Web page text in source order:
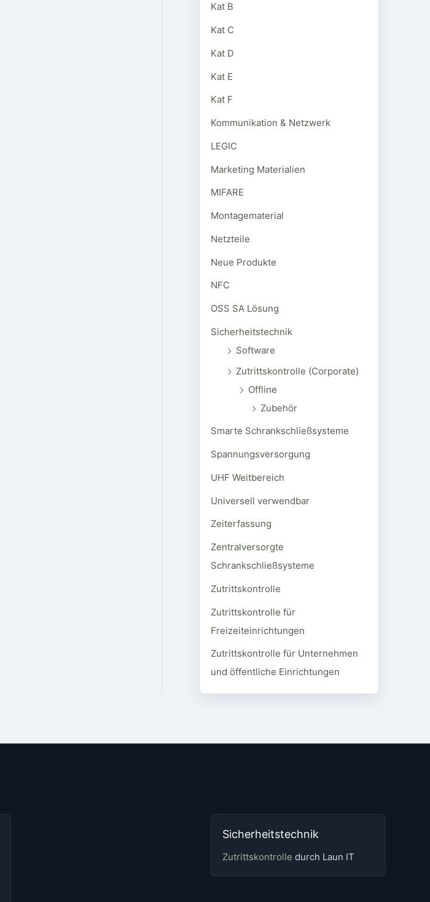
Kat B
Kat C
Kat D
Kat E
Kat F
Kommunikation & Netzwerk
LEGIC
Marketing Materialien
MIFARE
Montagematerial
Netzteile
Neue Produkte
NFC
OSS SA Lösung
Sicherheitstechnik
Software
Zutrittskontrolle (Corporate)
Offline
Zubehör
Smarte Schrankschließsysteme
Spannungsversorgung
UHF Weitbereich
Universell verwendbar
Zeiterfassung
Zentralversorgte
Schrankschließsysteme
Zutrittskontrolle
Zutrittskontrolle für
Freizeiteinrichtungen
Zutrittskontrolle für Unternehmen
und öffentliche Einrichtungen
Sicherheitstechnik
Zutrittskontrolle durch Laun IT